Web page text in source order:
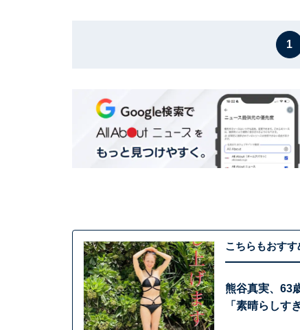
1
こちらもおすす
熊谷真実、63
「素晴らしす